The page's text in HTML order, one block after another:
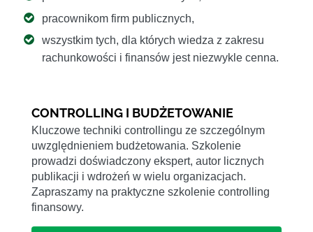
pracownikom firm publicznych,
wszystkim tych, dla których wiedza z zakresu
rachunkowości i finansów jest niezwykle cenna.
CONTROLLING I BUDŻETOWANIE
Kluczowe techniki controllingu ze szczególnym
uwzględnieniem budżetowania. Szkolenie
prowadzi doświadczony ekspert, autor licznych
publikacji i wdrożeń w wielu organizacjach.
Zapraszamy na praktyczne szkolenie controlling
finansowy.